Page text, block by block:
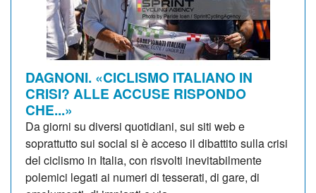
DAGNONI. «CICLISMO ITALIANO IN
CRISI? ALLE ACCUSE RISPONDO
CHE...»
Da giorni su diversi quotidiani, sui siti web e
soprattutto sui social si è acceso il dibattito sulla crisi
del ciclismo in Italia, con risvolti inevitabilmente
polemici legati ai numeri di tesserati, di gare, di